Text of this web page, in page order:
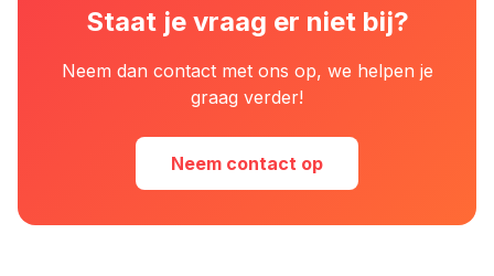
Staat je vraag er niet bij?
Neem dan contact met ons op, we helpen je
graag verder!
Neem contact op